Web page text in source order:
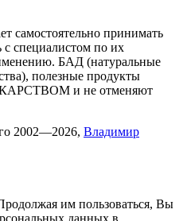
самостоятельно принимать
специалистом по их
БАД (натуральные
полезные продукты
и не отменяют
2002—2026, Владимир
им пользоваться, Вы
данных в